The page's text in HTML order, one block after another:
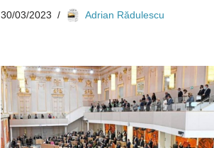
30/03/2023 Adrian Rădulescu